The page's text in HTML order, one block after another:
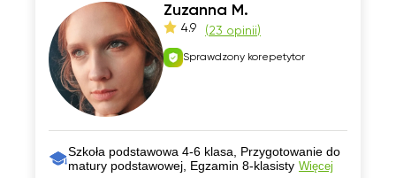
Zuzanna M.
4.9 (23 opinii)
Sprawdzony korepetytor
Szkoła podstawowa 4-6 klasa, Przygotowanie do
matury podstawowej, Egzamin 8-klasisty Więcej